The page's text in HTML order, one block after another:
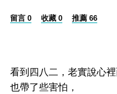
留言 0 收藏 0 推薦 66
看到四八二，老實說心裡
也帶了些害怕，